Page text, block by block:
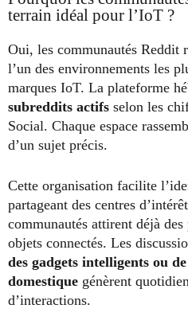
terrain idéal pour l’IoT ?
Oui, les communautés Reddit
l’un des environnements les
marques IoT. La plateforme
subreddits actifs selon les
Social. Chaque espace
d’un sujet précis.
Cette organisation facilite
partageant des centres
communautés attirent déjà
objets connectés. Les
des gadgets intelligents ou
domestique génèrent
d’interactions.